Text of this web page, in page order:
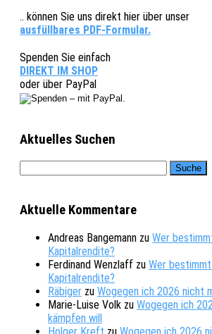
.. können Sie uns direkt hier über unser
ausfüllbares PDF-Formular.
Spenden Sie einfach
DIREKT IM SHOP
oder über PayPal
Aktuelles Suchen
Aktuelle Kommentare
Andreas Bangemann zu Wer
Kapitalrendite?
Ferdinand Wenzlaff zu Wer
Kapitalrendite?
Räbiger zu Wogegen ich 2026 nicht
Marie-Luise Volk zu Wogegen ich
kämpfen will